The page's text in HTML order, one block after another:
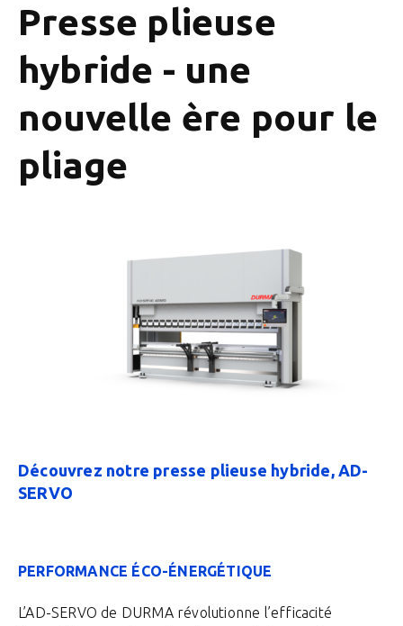
Presse plieuse
hybride - une
nouvelle ère pour le
pliage
Découvrez notre presse plieuse hybride, AD-
SERVO
PERFORMANCE ÉCO-ÉNERGÉTIQUE
L’AD-SERVO de DURMA révolutionne l’efficacité